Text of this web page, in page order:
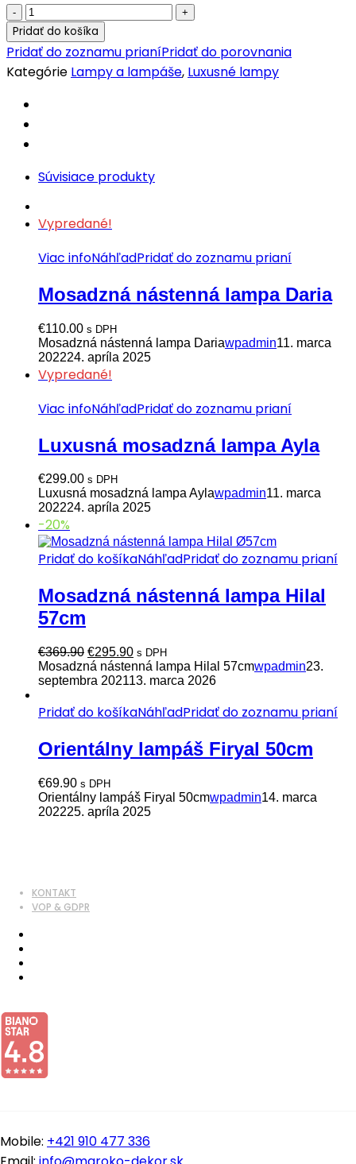
Luxusná
lampa
Suada
quantity
Pridať do košíka
Pridať do zoznamu prianíPridať do porovnania
Kategórie Lampy a lampáše, Luxusné lampy
Súvisiace produkty
Vypredané!
Viac infoNáhľadPridať do zoznamu prianí
Mosadzná nástenná lampa Daria
€110.00 s DPH
Mosadzná nástenná lampa Dariawpadmin11. marca
202224. apríla 2025
Vypredané!
Viac infoNáhľadPridať do zoznamu prianí
Luxusná mosadzná lampa Ayla
€299.00 s DPH
Luxusná mosadzná lampa Aylawpadmin11. marca
202224. apríla 2025
-20%
Pridať do košíkaNáhľadPridať do zoznamu prianí
Mosadzná nástenná lampa Hilal
57cm
€369.90 Pôvodná
cena
bola:
€295.90Aktuálna
cena
je:
s DPH
Mosadzná nástenná lampa Hilal 57cmwpadmin23.
septembra 202113. marca 2026
Pridať do košíkaNáhľadPridať do zoznamu prianí
Orientálny lampáš Firyal 50cm
€69.90 s DPH
Orientálny lampáš Firyal 50cmwpadmin14. marca
202225. apríla 2025
KONTAKT
VOP & GDPR
Mobile: +421 910 477 336